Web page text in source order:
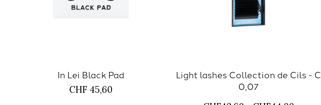
In Lei Black Pad
CHF 45,60
Light lashes Collection de Cils - C
0,07